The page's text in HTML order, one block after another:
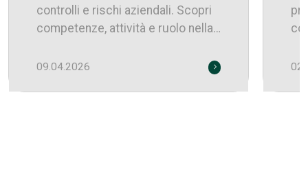
controlli e rischi aziendali. Scopri
competenze, attività e ruolo nella
09.04.2026